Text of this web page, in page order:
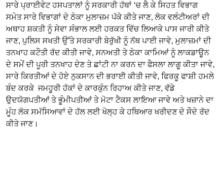
ਸਾਰੇ ਪ੍ਰਾਈਵੇਟ ਹਸਪਤਾਲਾਂ ਨੂੰ ਸਰਕਾਰੀ ਹੱਥਾਂ ‘ਚ ਲੈ ਕੇ ਸਿਹਤ ਵਿਭਾਗ
ਸਮੇਤ ਸਾਰੇ ਵਿਭਾਗਾਂ ਦੇ ਠੇਕਾ ਮੁਲਾਜ਼ਮ ਪੱਕੇ ਕੀਤੇ ਜਾਣ, ਲੋਕ ਵਲੰਟੀਅਰਾਂ ਦੀ
ਅਥਾਹ ਸ਼ਕਤੀ ਨੂੰ ਸੇਵਾ ਸੰਭਾਲ ਲਈ ਹਰਕਤ ਵਿੱਚ ਲਿਆਕੇ ਪਾਸ ਜਾਰੀ ਕੀਤੇ
ਜਾਣ, ਪੁਲਿਸ ਸਖਤੀ ਉੱਤੇ ਸਰਕਾਰੀ ਬੇਰੁੱਖੀ ਨੂੰ ਨੱਥ ਪਾਈ ਜਾਵੇ, ਮੁਲਾਜ਼ਮਾਂ ਦੀ
ਤਨਖਾਹ ਕਟੌਤੀ ਰੱਦ ਕੀਤੀ ਜਾਵੇ, ਸਨਅਤੀ ਤੇ ਠੇਕਾ ਕਾਮਿਆਂ ਨੂੰ ਲਾਕਡਾਊਨ
ਦੇ ਸਮੇਂ ਦੀ ਪੂਰੀ ਤਨਖਾਹ ਦੇਣ ਤੇ ਛਾਂਟੀ ਨਾ ਕਰਨ ਦਾ ਫੈਸਲਾ ਲਾਗੂ ਕੀਤਾ ਜਾਵੇ,
ਸਾਰੇ ਕਿਰਤੀਆਂ ਦੇ ਹੋਏ ਨੁਕਸਾਨ ਦੀ ਭਰਾਈ ਕੀਤੀ ਜਾਵੇ, ਫਿਰਕੂ ਫਾਸ਼ੀ ਹਮਲੇ
ਬੰਦ ਕਰਕੇ ਜਮਹੂਰੀ ਹੱਕਾਂ ਦੇ ਕਾਰਕੁੰਨ ਰਿਹਾਅ ਕੀਤੇ ਜਾਣ, ਵੱਡੇ
ਉਦਯੋਗਪਤੀਆਂ ਤੇ ਭੂੰਮੀਪਤੀਆਂ ਤੇ ਮੋਟਾ ਟੈਕਸ ਲਾਇਆ ਜਾਵੇ ਅਤੇ ਖਜ਼ਾਨੇ ਦਾ
ਮੂੰਹ ਲੋਕ ਸਮੱਸਿਆਵਾਂ ਦੇ ਹੱਲ ਲਈ ਖੋਲ੍ਹ ਕੇ ਹਥਿਆਰ ਖਰੀਦਣ ਦੇ ਸੌਦੇ ਰੱਦ
ਕੀਤੇ ਜਾਣ।